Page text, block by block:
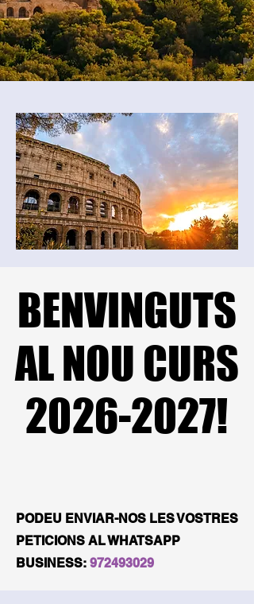
BENVINGUTS
AL NOU CURS
2026-2027!
BENVINGUTS
AL NOU CURS
2026-2027!
PODEU ENVIAR-NOS LES VOSTRES
PETICIONS AL WHATSAPP
BUSINESS: 972493029